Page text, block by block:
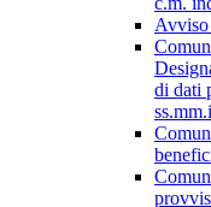
Avviso
di dati